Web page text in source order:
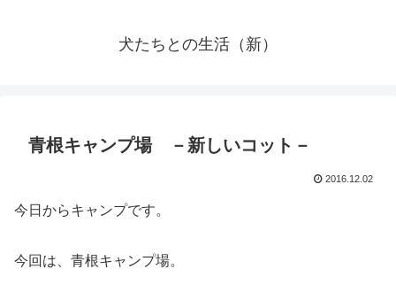
犬たちとの生活（新）
青根キャンプ場 －新しいコット－
2016.12.02
今日からキャンプです。
今回は、青根キャンプ場。